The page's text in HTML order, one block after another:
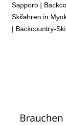
Sapporo |
Skifahren in
| Backcountry-
Brauchen